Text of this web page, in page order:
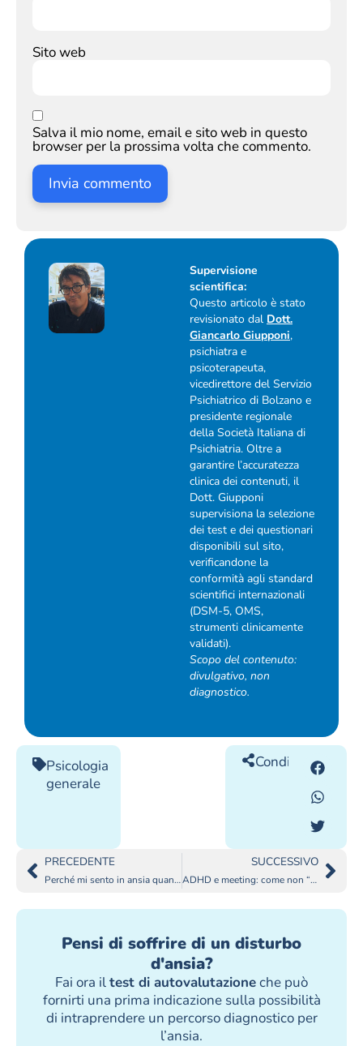
Sito web
Salva il mio nome, email e sito web in questo
browser per la prossima volta che commento.
Supervisione
scientifica:
Questo articolo è stato
revisionato dal Dott.
Giancarlo Giupponi,
psichiatra e
psicoterapeuta,
vicedirettore del Servizio
Psichiatrico di Bolzano e
presidente regionale
della Società Italiana di
Psichiatria. Oltre a
garantire l’accuratezza
clinica dei contenuti, il
Dott. Giupponi
supervisiona la selezione
dei test e dei questionari
disponibili sul sito,
verificandone la
conformità agli standard
scientifici internazionali
(DSM-5, OMS,
strumenti clinicamente
validati).
Scopo del contenuto:
divulgativo, non
diagnostico.
Psicologia
generale
Condividilo
PRECEDENTE
Perché mi sento in ansia quando lascio mio figlio con altri?
SUCCESSIVO
ADHD e meeting: come non “perdere il filo” senza sembrare disinteressato/a (strategie + frasi pronte)
Pensi di soffrire di un disturbo
d'ansia?
Fai ora iltest di autovalutazioneche può
fornirti una prima indicazione sulla possibilità
di intraprendere un percorso diagnostico per
l’ansia.